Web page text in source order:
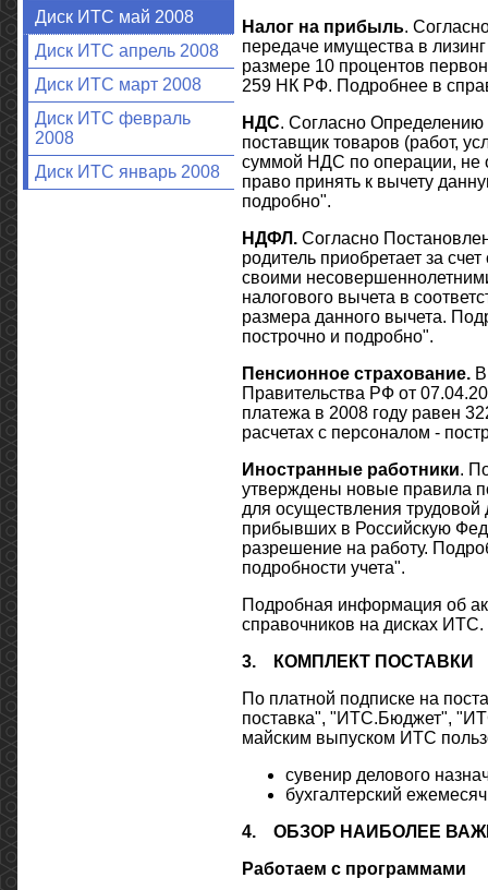
Диск ИТС май 2008
Диск ИТС апрель 2008
Диск ИТС март 2008
Диск ИТС февраль
2008
Диск ИТС январь 2008
Налог на прибыль.
передаче имущества в
размере 10 процентов
259 НК РФ. Подробнее в
НДС. Согласно
поставщик товаров (работ,
суммой НДС по операции, не
право принять к вычету
подробно".
НДФЛ. Согласно
родитель приобретает за
своими
налогового вычета в
размера данного вычета.
построчно и подробно".
Пенсионное страхование.В
Правительства РФ от
платежа в 2008 году равен
расчетах с персоналом -
Иностранные работники.
утверждены новые правила
для осуществления трудовой
прибывших в Российскую
разрешение на работу.
подробности учета".
Подробная информация об
справочников на дисках ИТС.
3.
КОМПЛЕКТ ПОСТАВКИ
По платной подписке на
поставка", "ИТС.Бюджет",
майским выпуском ИТС
сувенир делового
бухгалтерский
4. ОБЗОР НАИБОЛЕЕ
Работаем с программами